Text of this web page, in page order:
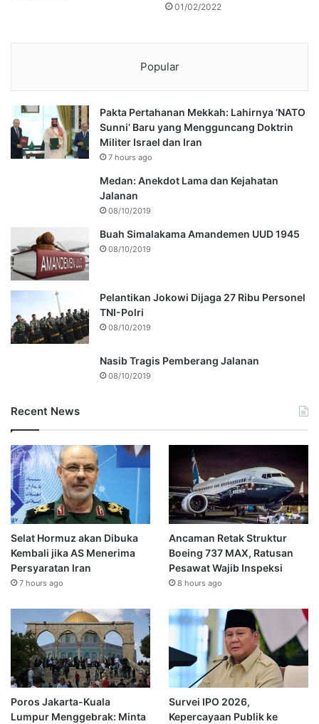
01/02/2022
Popular
Pakta Pertahanan Mekkah: Lahirnya ‘NATO
Sunni’ Baru yang Mengguncang Doktrin
Militer Israel dan Iran
7 hours ago
Medan: Anekdot Lama dan Kejahatan
Jalanan
08/10/2019
Buah Simalakama Amandemen UUD 1945
08/10/2019
Pelantikan Jokowi Dijaga 27 Ribu Personel
TNI-Polri
08/10/2019
Nasib Tragis Pemberang Jalanan
08/10/2019
Recent News
Selat Hormuz akan Dibuka
Kembali jika AS Menerima
Persyaratan Iran
7 hours ago
Ancaman Retak Struktur
Boeing 737 MAX, Ratusan
Pesawat Wajib Inspeksi
8 hours ago
Poros Jakarta-Kuala
Lumpur Menggebrak: Minta
Survei IPO 2026,
Kepercayaan Publik ke